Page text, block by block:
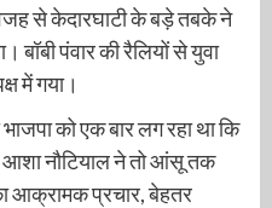
से केदारघाटी के बड़े तबके ने
बॉबी पंवार की रैलियों से युवा
में गया।
को एक बार लग रहा था कि
आशा नौटियाल ने तो आंसू तक
आक्रामक प्रचार, बेहतर